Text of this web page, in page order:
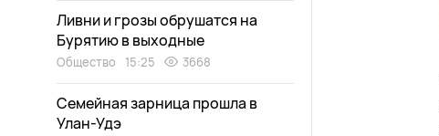
Ливни и грозы обрушатся на
Бурятию в выходные
Общество 15:25 3668
Семейная зарница прошла в
Улан-Удэ